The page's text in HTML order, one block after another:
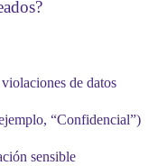
de datos
“Confidencial”)
sensible